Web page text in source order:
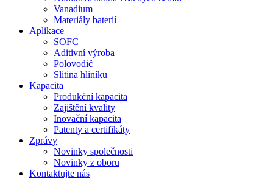
Vanadium
Materiály baterií
Aplikace
SOFC
Aditivní výroba
Polovodič
Slitina hliníku
Kapacita
Produkční kapacita
Zajištění kvality
Inovační kapacita
Patenty a certifikáty
Zprávy
Novinky společnosti
Novinky z oboru
Kontaktujte nás